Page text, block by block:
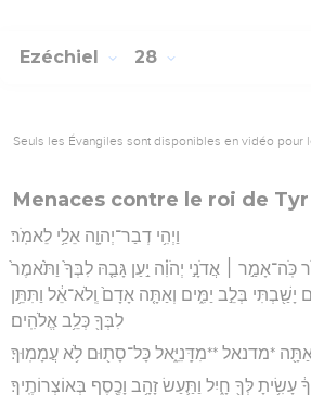
Ezéchiel 28
Seuls les Évangiles sont disponibles en vidéo pour
Menaces contre le roi de Tyr
וַיְהִ֥י דְבַר־יְהוָ֖ה אֵלַ֥י לֵאמֹֽר׃
כֹּֽה־אָמַ֣ר ׀ אֲדֹנָ֣י יְהֹוִ֗ה יַ֣עַן גָּבַ֤הּ לִבְּךָ֙ וַתֹּ֙אמֶר֙
יָשַׁ֖בְתִּי בְּלֵ֣ב יַמִּ֑ים וְאַתָּ֤ה אָדָם֙ וְֽלֹא־אֵ֔ל וַתִּתֵּ֥ן
לִבְּךָ֖ כְּלֵ֥ב אֱלֹהִֽים׃
*מדנאל **מִדָּֽנִיֵּ֑אל כָּל־סָת֖וּם לֹ֥א עֲמָמֽוּךָ׃
לְּךָ֖ חָ֑יִל וַתַּ֛עַשׂ זָהָ֥ב וָכֶ֖סֶף בְּאוֹצְרוֹתֶֽיךָ׃